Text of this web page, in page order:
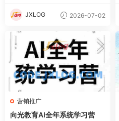
JXLOG 2026-07-02
营销推广
向光教育AI全年系统学习营